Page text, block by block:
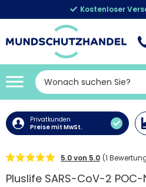
Kostenloser
Privatkunden
Preise mit MwSt.
5.0 von 5.0 (1
Pluslife SARS-CoV-2